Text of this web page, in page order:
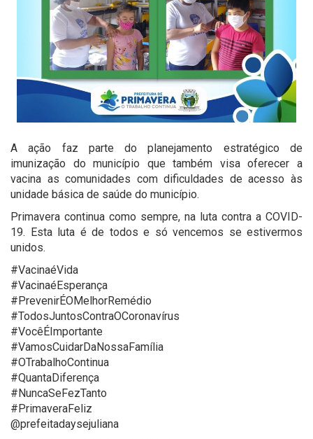
A ação faz parte do planejamento estratégico de
imunização do município que também visa oferecer a
vacina as comunidades com dificuldades de acesso às
unidade básica de saúde do município.
Primavera continua como sempre, na luta contra a COVID-
19. Esta luta é de todos e só vencemos se estivermos
unidos.
#VacinaéVida
#VacinaéEsperança
#PrevenirÉOMelhorRemédio
#TodosJuntosContraOCoronavírus
#VocêÉImportante
#VamosCuidarDaNossaFamília
#OTrabalhoContinua
#QuantaDiferença
#NuncaSeFezTanto
#PrimaveraFeliz
@prefeitadaysejuliana